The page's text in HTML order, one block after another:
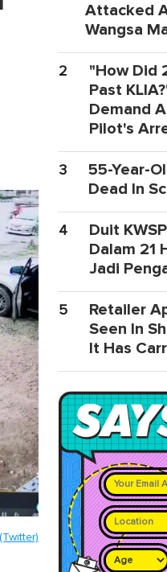
Attacked
Wangsa
2
"How Did
Past
Demand
Pilot's
3
55-Year-
Dead In
4
Duit
Dalam 21
Jadi
5
Retailer
Seen In
It Has